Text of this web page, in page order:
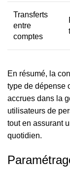
Transferts
entre
comptes
En résumé, la
type de dépense
accrues dans la
utilisateurs de
tout en assurant
quotidien.